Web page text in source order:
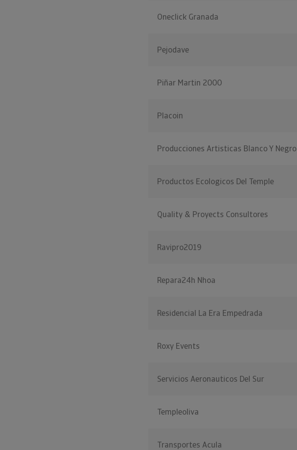
Oneclick Granada
Pejodave
Piñar Martin 2000
Placoin
Producciones Artisticas Blanco Y Negro
Productos Ecologicos Del Temple
Quality & Proyects Consultores
Ravipro2019
Repara24h Nhoa
Residencial La Era Empedrada
Roxy Events
Servicios Aeronauticos Del Sur
Templeoliva
Transportes Acula